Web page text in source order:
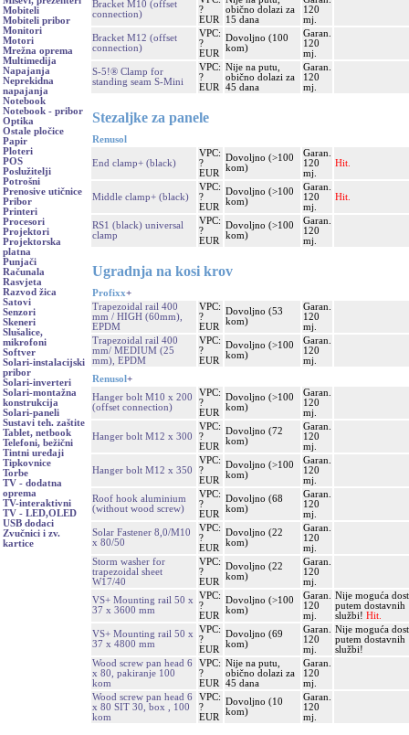
Mobiteli
Mobiteli pribor
Monitori
Motori
Mrežna oprema
Multimedija
Napajanja
Neprekidna
napajanja
Notebook
Notebook - pribor
Optika
Ostale pločice
Papir
Ploteri
POS
Poslužitelji
Potrošni
Prenosive utičnice
Pribor
Printeri
Procesori
Projektori
Projektorska
platna
Punjači
Računala
Rasvjeta
Razvod žica
Satovi
Senzori
Skeneri
Slušalice,
mikrofoni
Softver
Solari-instalacijski
pribor
Solari-inverteri
Solari-montažna
konstrukcija
Solari-paneli
Sustavi teh. zaštite
Tablet, netbook
Telefoni, bežični
Tintni uređaji
Tipkovnice
Torbe
TV - dodatna
oprema
TV-interaktivni
TV - LED,OLED
USB dodaci
Zvučnici i zv.
kartice
Bracket M10 (offset
connection)
?
EUR
obično dolazi za
15 dana
120
mj.
Bracket M12 (offset
connection)
VPC:
?
EUR
Dovoljno (100
kom)
Garan.
120
mj.
S-5!® Clamp for
standing seam S-Mini
VPC:
?
EUR
Nije na putu,
obično dolazi za
45 dana
Garan.
120
mj.
Stezaljke za panele
Renusol
End clamp+ (black)
VPC:
?
EUR
Dovoljno (>100
kom)
Garan.
120
mj.
Hit.
Middle clamp+ (black)
VPC:
?
EUR
Dovoljno (>100
kom)
Garan.
120
mj.
Hit.
RS1 (black) universal
clamp
VPC:
?
EUR
Dovoljno (>100
kom)
Garan.
120
mj.
Ugradnja na kosi krov
Profixx+
Trapezoidal rail 400
mm / HIGH (60mm),
EPDM
VPC:
?
EUR
Dovoljno (53
kom)
Garan.
120
mj.
Trapezoidal rail 400
mm/ MEDIUM (25
mm), EPDM
VPC:
?
EUR
Dovoljno (>100
kom)
Garan.
120
mj.
Renusol+
Hanger bolt M10 x 200
(offset connection)
VPC:
?
EUR
Dovoljno (>100
kom)
Garan.
120
mj.
Hanger bolt M12 x 300
VPC:
?
EUR
Dovoljno (72
kom)
Garan.
120
mj.
Hanger bolt M12 x 350
VPC:
?
EUR
Dovoljno (>100
kom)
Garan.
120
mj.
Roof hook aluminium
(without wood screw)
VPC:
?
EUR
Dovoljno (68
kom)
Garan.
120
mj.
Solar Fastener 8,0/M10
x 80/50
VPC:
?
EUR
Dovoljno (22
kom)
Garan.
120
mj.
Storm washer for
trapezoidal sheet
W17/40
VPC:
?
EUR
Dovoljno (22
kom)
Garan.
120
mj.
VS+ Mounting rail 50 x
37 x 3600 mm
VPC:
?
EUR
Dovoljno (>100
kom)
Garan.
120
mj.
Nije moguća
putem dostavnih
službi! Hit.
VS+ Mounting rail 50 x
37 x 4800 mm
VPC:
?
EUR
Dovoljno (69
kom)
Garan.
120
mj.
Nije moguća
putem dostavnih
službi!
Wood screw pan head 6
x 80, pakiranje 100
kom
VPC:
?
EUR
Nije na putu,
obično dolazi za
45 dana
Garan.
120
mj.
Wood screw pan head 6
x 80 SIT 30, box , 100
kom
VPC:
?
EUR
Dovoljno (10
kom)
Garan.
120
mj.